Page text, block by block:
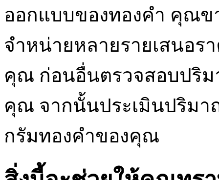
ออกแบบของทองคำ คุณ
จำหน่ายหลายรายเสนอร
คุณ ก่อนอื่นตรวจสอบปริม
คุณ จากนั้นประเมินปริม
กรัมทองคำของคุณ